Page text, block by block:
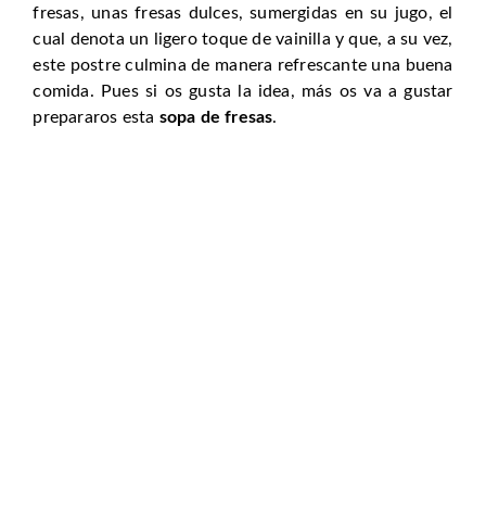
fresas, unas fresas dulces, sumergidas en su jugo, el
cual denota un ligero toque de vainilla y que, a su vez,
este postre culmina de manera refrescante una buena
comida. Pues si os gusta la idea, más os va a gustar
prepararos esta sopa de fresas.